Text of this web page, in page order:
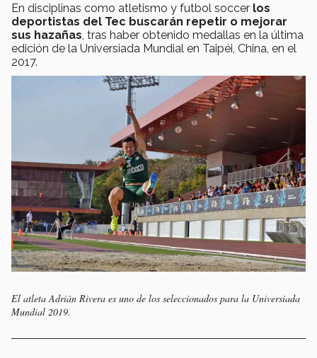
En disciplinas como atletismo y futbol soccer los
deportistas del Tec buscarán repetir o mejorar
sus hazañas, tras haber obtenido medallas en la última
edición de la Universiada Mundial en Taipéi, China, en el
2017.
El atleta Adrián Rivera es uno de los seleccionados para la Universiada
Mundial 2019.